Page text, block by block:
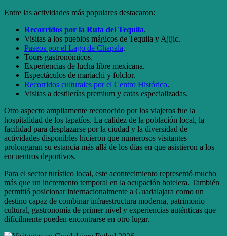
Entre las actividades más populares destacaron:
Recorridos por la Ruta del Tequila.
Visitas a los pueblos mágicos de Tequila y Ajijic.
Paseos por el Lago de Chapala.
Tours gastronómicos.
Experiencias de lucha libre mexicana.
Espectáculos de mariachi y folclor.
Recorridos culturales por el Centro Histórico.
Visitas a destilerías premium y catas especializadas.
Otro aspecto ampliamente reconocido por los viajeros fue la
hospitalidad de los tapatíos. La calidez de la población local, la
facilidad para desplazarse por la ciudad y la diversidad de
actividades disponibles hicieron que numerosos visitantes
prolongaran su estancia más allá de los días en que asistieron a los
encuentros deportivos.
Para el sector turístico local, este acontecimiento representó mucho
más que un incremento temporal en la ocupación hotelera. También
permitió posicionar internacionalmente a Guadalajara como un
destino capaz de combinar infraestructura moderna, patrimonio
cultural, gastronomía de primer nivel y experiencias auténticas que
difícilmente pueden encontrarse en otro lugar.